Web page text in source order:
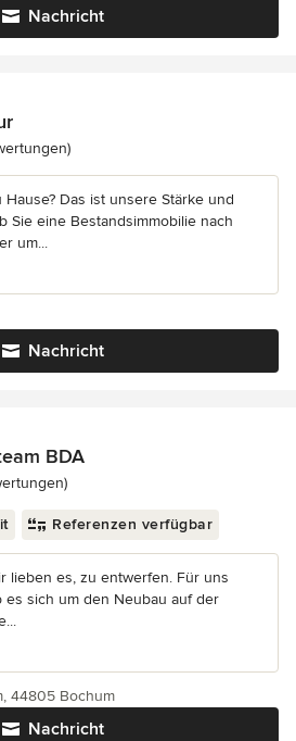
Nachricht
5 von 5 Sternen
Das ist unsere Stärke und
Sie eine Bestandsimmobilie nach
um...
Nachricht
BDA
5 von 5 Sternen
Referenzen verfügbar
lieben es, zu entwerfen. Für uns
es sich um den Neubau auf der
Nachricht
44805 Bochum